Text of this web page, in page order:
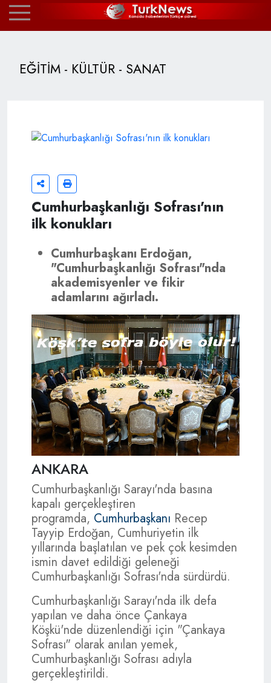
EĞİTİM - KÜLTÜR - SANAT
Cumhurbaşkanlığı Sofrası'nın
ilk konukları
Cumhurbaşkanı Erdoğan,
"Cumhurbaşkanlığı Sofrası"nda
akademisyenler ve fikir
adamlarını ağırladı.
ANKARA
Cumhurbaşkanlığı Sarayı'nda basına
kapalı gerçekleştiren
programda, Cumhurbaşkanı Recep
Tayyip Erdoğan, Cumhuriyetin ilk
yıllarında başlatılan ve pek çok kesimden
ismin davet edildiği geleneği
Cumhurbaşkanlığı Sofrası'nda sürdürdü.
Cumhurbaşkanlığı Sarayı'nda ilk defa
yapılan ve daha önce Çankaya
Köşkü'nde düzenlendiği için "Çankaya
Sofrası" olarak anılan yemek,
Cumhurbaşkanlığı Sofrası adıyla
gerçekleştirildi.